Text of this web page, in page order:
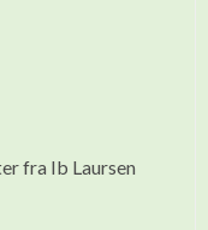
fra Ib Laursen